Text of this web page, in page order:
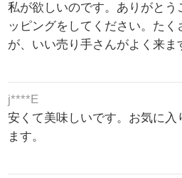
私が欲しいのです。ありがとう
ッピングをしてください。た
が、いい売り手さんがよく来ま
j****E
安くて美味しいです。お気に
ます。